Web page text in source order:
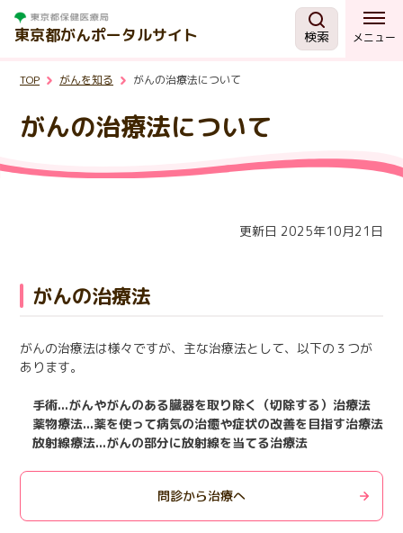
東京都がんポータルサイト 検索 メニュー
がんを知る
東京都の取組
医療従事者の方へ
日本語
English
한국어
简体中文
閉じる
TOP がんを知る がんの治療法について
がんの治療法について
更新日 2025年10月21日
がんの治療法
がんの治療法は様々ですが、主な治療法として、以下の３つが
あります。
手術...がんやがんのある臓器を取り除く（切除する）治療法
薬物療法...薬を使って病気の治癒や症状の改善を目指す治療法
放射線療法...がんの部分に放射線を当てる治療法
問診から治療へ